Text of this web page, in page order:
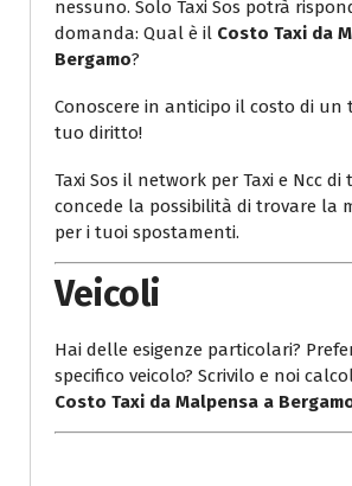
nessuno. Solo Taxi Sos potrà
domanda: Qual è il Costo Taxi da
Bergamo?
Conoscere in anticipo il costo di un
tuo diritto!
Taxi Sos il network per Taxi e Ncc
concede la possibilità di trovare la
per i tuoi spostamenti.
Veicoli
Hai delle esigenze particolari?
specifico veicolo? Scrivilo e noi
Costo Taxi da Malpensa a